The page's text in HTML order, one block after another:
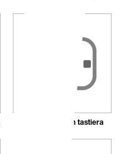
Accensione con tastiera